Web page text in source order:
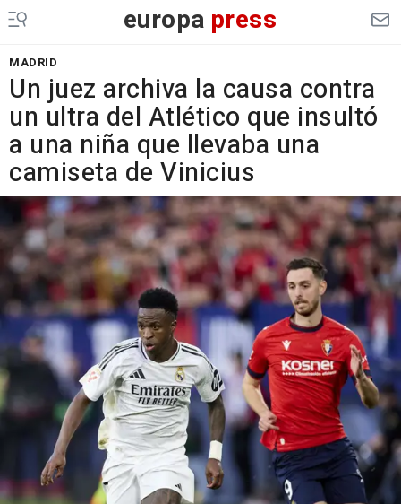
europa press
MADRID
Un juez archiva la causa contra
un ultra del Atlético que insultó
a una niña que llevaba una
camiseta de Vinicius